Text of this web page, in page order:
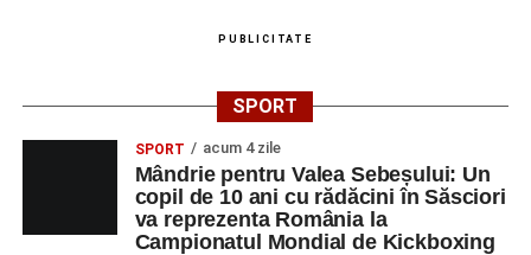
PUBLICITATE
SPORT
SPORT acum 4 zile
Mândrie pentru Valea Sebeșului: Un
copil de 10 ani cu rădăcini în Săsciori
va reprezenta România la
Campionatul Mondial de Kickboxing